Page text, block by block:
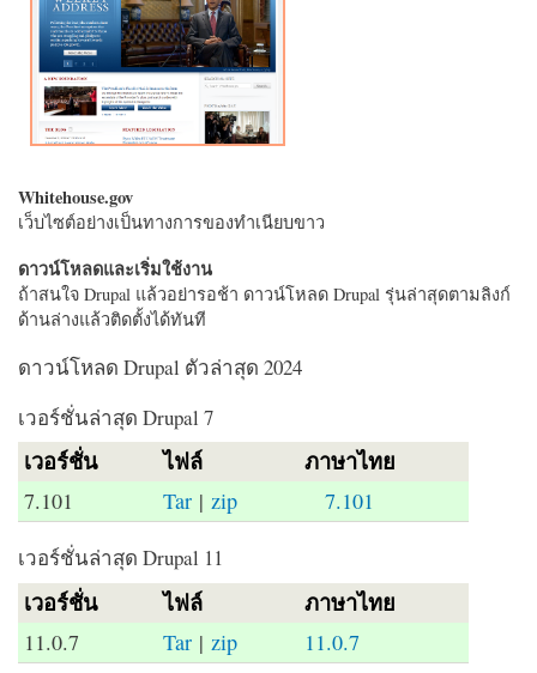
Whitehouse.gov
เว็บไซต์อย่างเป็นทางการของทำเนียบขาว
ดาวน์โหลดและเริ่มใช้งาน
ถ้าสนใจ Drupal แล้วอย่ารอช้า ดาวน์โหลด Drupal รุ่นล่าสุดตามลิงก์
ด้านล่างแล้วติดตั้งได้ทันที
ดาวน์โหลด Drupal ตัวล่าสุด 2024
เวอร์ชั่นล่าสุด Drupal 7
เวอร์ชั่น ไฟล์ ภาษาไทย
7.101 Tar |zip 7.101
เวอร์ชั่นล่าสุด Drupal 11
เวอร์ชั่น ไฟล์ ภาษาไทย
11.0.7 Tar | zip 11.0.7